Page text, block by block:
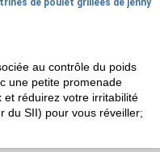
de poulet grillées de jenny
au contrôle du poids
une petite promenade
et réduirez votre irritabilité
du SII) pour vous réveiller;